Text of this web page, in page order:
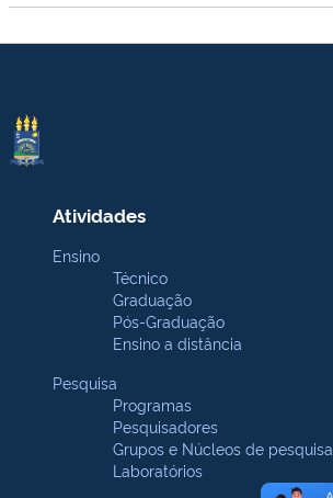
Atividades
Ensino
Técnico
Graduação
Pós-Graduação
Ensino a distância
Pesquisa
Programas
Pesquisadores
Grupos e Núcleos de pesquisa
Laboratórios